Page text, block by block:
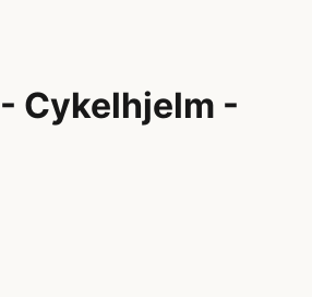
Cykelhjelm -